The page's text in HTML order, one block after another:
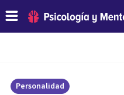
Personalidad